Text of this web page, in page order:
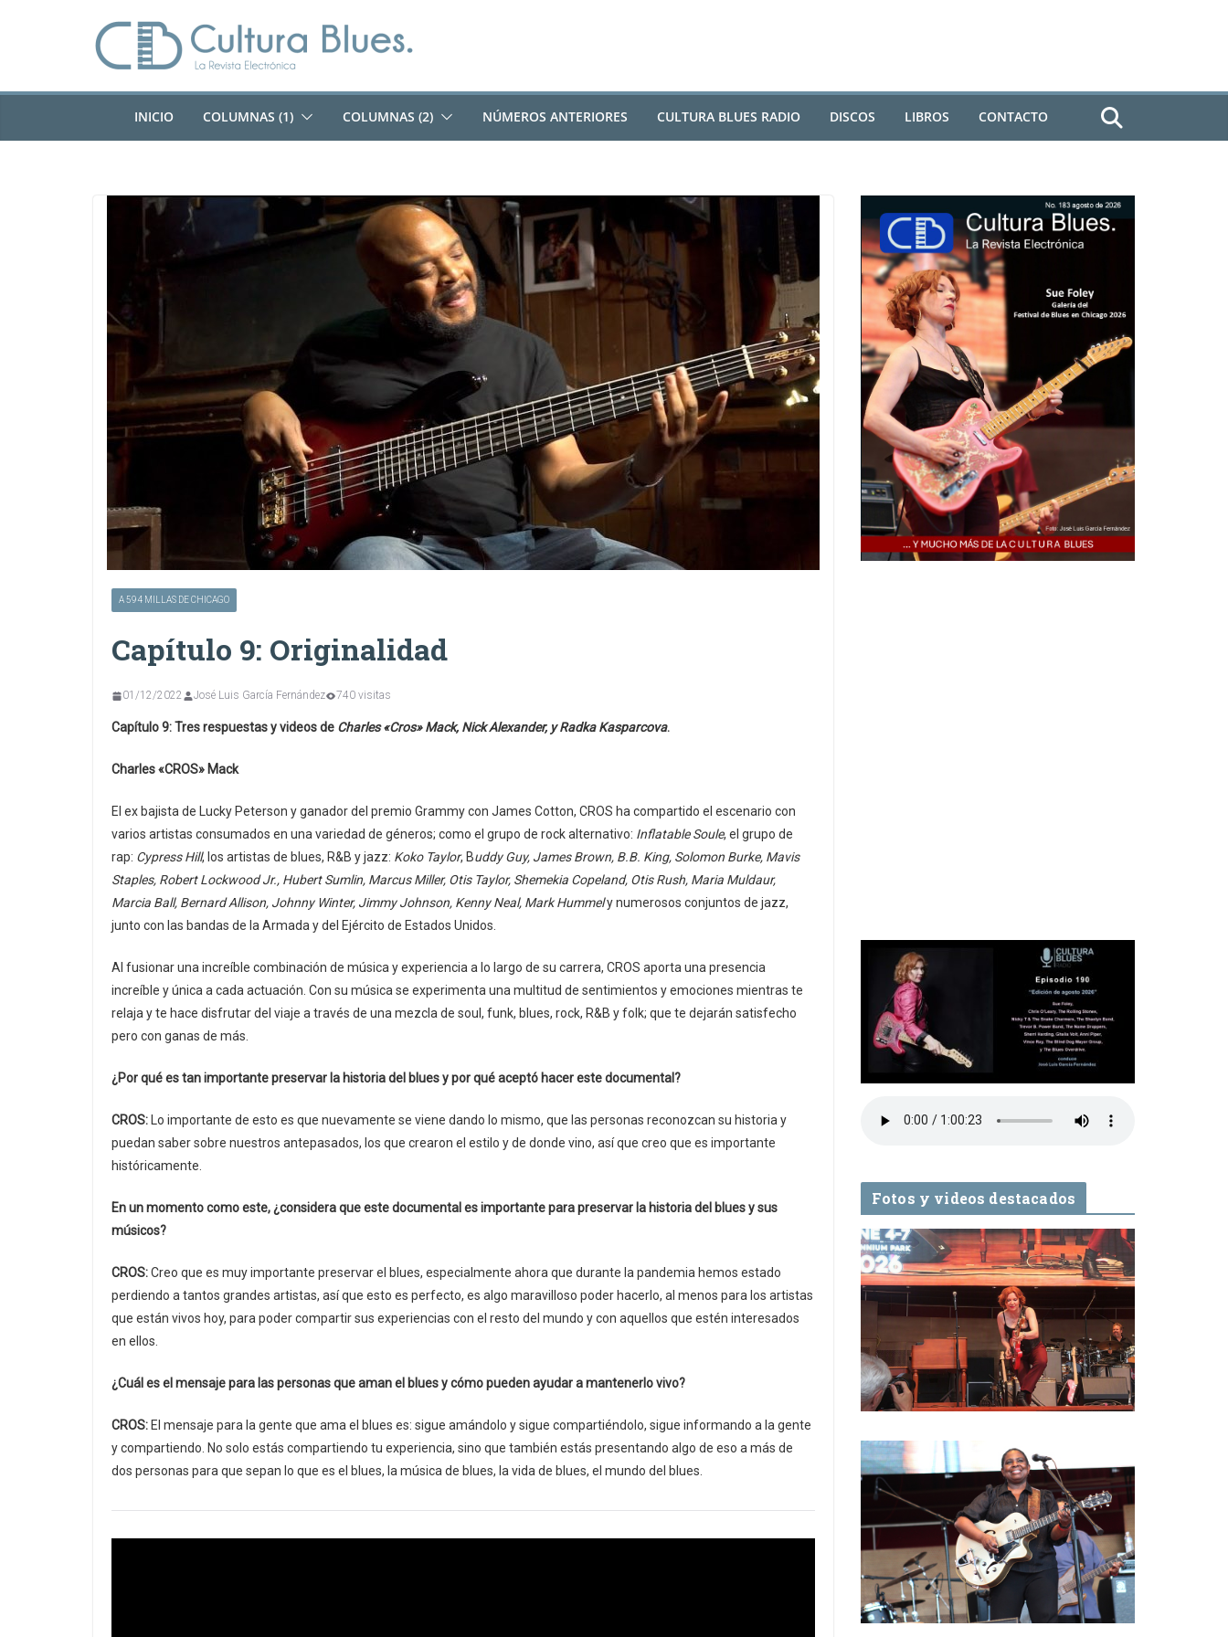
INICIO COLUMNAS (1) COLUMNAS (2) NÚMEROS ANTERIORES CULTURA BLUES RADIO DISCOS LIBROS CONTACTO
A 594 MILLAS DE CHICAGO
Capítulo 9: Originalidad
01/12/2022 José Luis García Fernández 740 visitas
Capítulo 9: Tres respuestas y videos de Charles «Cros» Mack, Nick Alexander, y Radka Kasparcova.
Charles «CROS» Mack
El ex bajista de Lucky Peterson y ganador del premio Grammy con James Cotton, CROS ha compartido el escenario con
varios artistas consumados en una variedad de géneros; como el grupo de rock alternativo: Inflatable Soule, el grupo de
rap: Cypress Hill, los artistas de blues, R&B y jazz: Koko Taylor, Buddy Guy, James Brown, B.B. King, Solomon Burke, Mavis
Staples, Robert Lockwood Jr., Hubert Sumlin, Marcus Miller, Otis Taylor, Shemekia Copeland, Otis Rush, Maria Muldaur,
Marcia Ball, Bernard Allison, Johnny Winter, Jimmy Johnson, Kenny Neal, Mark Hummely numerosos conjuntos de jazz,
junto con las bandas de la Armada y del Ejército de Estados Unidos.
Al fusionar una increíble combinación de música y experiencia a lo largo de su carrera, CROS aporta una presencia
increíble y única a cada actuación. Con su música se experimenta una multitud de sentimientos y emociones mientras te
relaja y te hace disfrutar del viaje a través de una mezcla de soul, funk, blues, rock, R&B y folk; que te dejarán satisfecho
pero con ganas de más.
¿Por qué es tan importante preservar la historia del blues y por qué aceptó hacer este documental?
CROS: Lo importante de esto es que nuevamente se viene dando lo mismo, que las personas reconozcan su historia y
puedan saber sobre nuestros antepasados, los que crearon el estilo y de donde vino, así que creo que es importante
históricamente.
En un momento como este, ¿considera que este documental es importante para preservar la historia del blues y sus
músicos?
CROS:Creo que es muy importante preservar el blues, especialmente ahora que durante la pandemia hemos estado
perdiendo a tantos grandes artistas, así que esto es perfecto, es algo maravilloso poder hacerlo, al menos para los artistas
que están vivos hoy, para poder compartir sus experiencias con el resto del mundo y con aquellos que estén interesados
en ellos.
¿Cuál es el mensaje para las personas que aman el blues y cómo pueden ayudar a mantenerlo vivo?
CROS: El mensaje para la gente que ama el blues es: sigue amándolo y sigue compartiéndolo, sigue informando a la gente
y compartiendo. No solo estás compartiendo tu experiencia, sino que también estás presentando algo de eso a más de
dos personas para que sepan lo que es el blues, la música de blues, la vida de blues, el mundo del blues.
Fotos y videos destacados